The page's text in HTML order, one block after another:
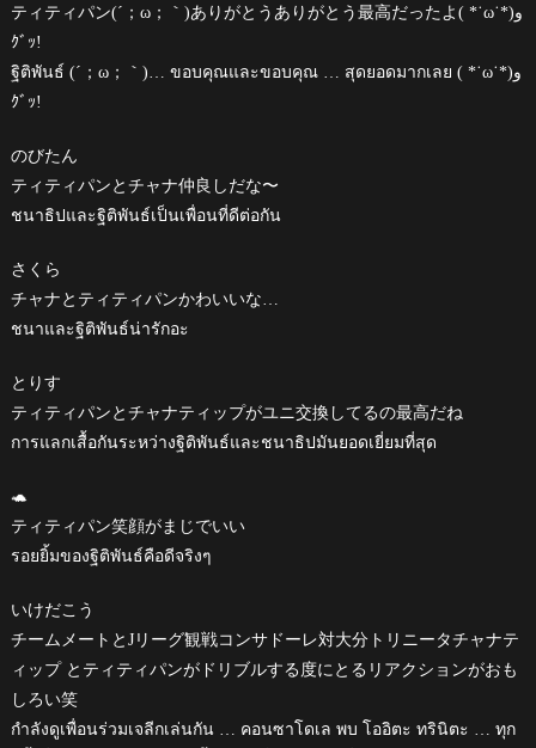
ティティパン(´；ω；｀)ありがとうありがとう最高だったよ( *˙ω˙*)و
ｸﾞｯ!
ฐิติพันธ์ (´；ω；｀)… ขอบคุณและขอบคุณ … สุดยอดมากเลย ( *˙ω˙*)و
ｸﾞｯ!
のびたん
ティティパンとチャナ仲良しだな〜
ชนาธิปและฐิติพันธ์เป็นเพื่อนที่ดีต่อกัน
さくら
チャナとティティパンかわいいな…
ชนาและฐิติพันธ์น่ารักอะ
とりす
ティティパンとチャナティップがユニ交換してるの最高だね
การแลกเสื้อกันระหว่างฐิติพันธ์และชนาธิปมันยอดเยี่ยมที่สุด
🐢
ティティパン笑顔がまじでいい
รอยยิ้มของฐิติพันธ์คือดีจริงๆ
いけだこう
チームメートとJリーグ観戦コンサドーレ対大分トリニータチャナテ
ィップ とティティパンがドリブルする度にとるリアクションがおも
しろい笑
กำลังดูเพื่อนร่วมเจลีกเล่นกัน … คอนซาโดเล พบ โออิตะ ทรินิตะ … ทุก